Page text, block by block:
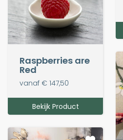
Raspberries are
Red
vanaf € 147,50
Bekijk Product